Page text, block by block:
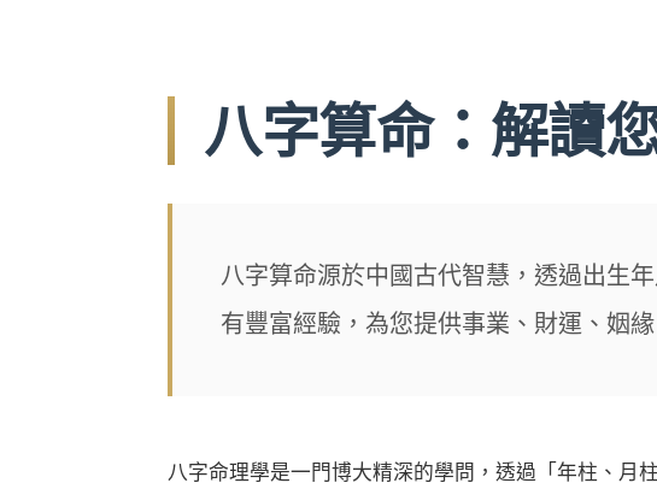
八字算命：解讀
八字算命源於中國古代智慧，透過出生
有豐富經驗，為您提供事業、財運、姻
八字命理學是一門博大精深的學問，透過「年柱、月